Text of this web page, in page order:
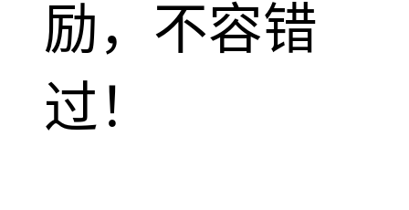
励，不容错
过！